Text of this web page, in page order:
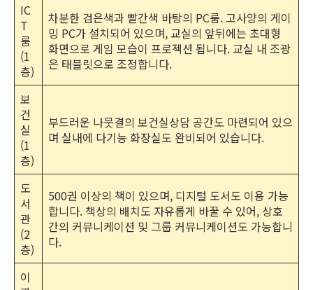
IC
T
룸
(1
층)
차분한 검은색과 빨간색 바탕의 PC룸. 고사양의 게이
밍 PC가 설치되어 있으며, 교실의 앞뒤에는 초대형
화면으로 게임 모습이 프로젝션 됩니다. 교실 내 조광
은 태블릿으로 조정합니다.
보
건
실
(1
층)
부드러운 나뭇결의 보건실상담 공간도 마련되어 있으
며 실내에 다기능 화장실도 완비되어 있습니다.
도
서
관
(2
층)
500권 이상의 책이 있으며, 디지털 도서도 이용 가능
합니다. 책상의 배치도 자유롭게 바꿀 수 있어, 상호
간의 커뮤니케이션 및 그룹 커뮤니케이션도 가능합니
다.
이